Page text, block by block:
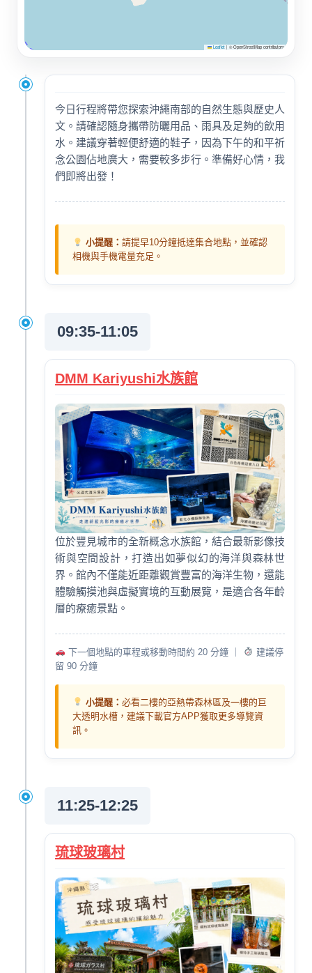
Leaflet | © OpenStreetMap contributors
今日行程將帶您探索沖繩南部的自然生態與歷史人
文。請確認隨身攜帶防曬用品、雨具及足夠的飲用
水。建議穿著輕便舒適的鞋子，因為下午的和平祈
念公園佔地廣大，需要較多步行。準備好心情，我
們即將出發！
小提醒： 請提早10分鐘抵達集合地點，並確認
相機與手機電量充足。
09:35-11:05
DMM Kariyushi水族館
位於豐見城市的全新概念水族館，結合最新影像技
術與空間設計，打造出如夢似幻的海洋與森林世
界。館內不僅能近距離觀賞豐富的海洋生物，還能
體驗觸摸池與虛擬實境的互動展覽，是適合各年齡
層的療癒景點。
下一個地點的車程或移動時間約 20 分鐘 ｜
建議停
留 90 分鐘
小提醒： 必看二樓的亞熱帶森林區及一樓的巨
大透明水槽，建議下載官方APP獲取更多導覽資
訊。
11:25-12:25
琉球玻璃村